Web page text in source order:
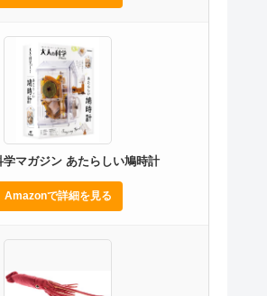
学マガジン あたらしい鳩時計
Amazonで詳細を見る